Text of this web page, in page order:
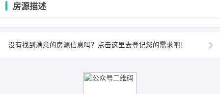
房源描述
没有找到满意的房源信息吗？点击这里去登记您的需求吧！